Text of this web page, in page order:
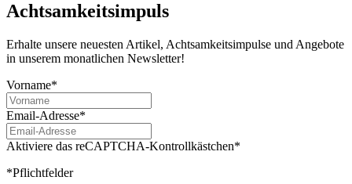
Achtsamkeitsimpuls
Erhalte unsere neuesten Artikel, Achtsamkeitsimpulse und Angebote
in unserem monatlichen Newsletter!
Vorname*
Email-Adresse*
Aktiviere das reCAPTCHA-Kontrollkästchen*
*Pflichtfelder